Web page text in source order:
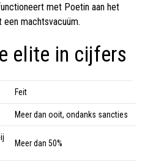
met Poetin aan het
machtsvacuüm.
elite in cijfers
Feit
Meer dan ooit, ondanks sancties
Meer dan 50%